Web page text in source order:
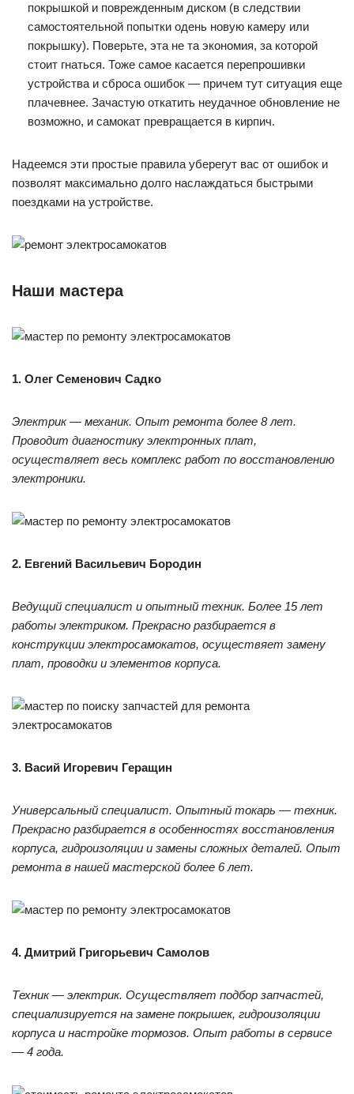
покрышкой и поврежденным диском (в следствии
самостоятельной попытки одень новую камеру или
покрышку). Поверьте, эта не та экономия, за которой
стоит гнаться. Тоже самое касается перепрошивки
устройства и сброса ошибок — причем тут ситуация еще
плачевнее. Зачастую откатить неудачное обновление не
возможно, и самокат превращается в кирпич.
Надеемся эти простые правила уберегут вас от ошибок и
позволят максимально долго наслаждаться быстрыми
поездками на устройстве.
Наши мастера
1. Олег Семенович Садко
Электрик — механик. Опыт ремонта более 8 лет.
Проводит диагностику электронных плат,
осуществляет весь комплекс работ по восстановлению
электроники.
2. Евгений Васильевич Бородин
Ведущий специалист и опытный техник. Более 15 лет
работы электриком. Прекрасно разбирается в
конструкции электросамокатов, осуществяет замену
плат, проводки и элементов корпуса.
3. Васий Игоревич Геращин
Универсальный специалист. Опытный токарь — техник.
Прекрасно разбирается в особенностях восстановления
корпуса, гидроизоляции и замены сложных деталей. Опыт
ремонта в нашей мастерской более 6 лет.
4. Дмитрий Григорьевич Самолов
Техник — электрик. Осуществляет подбор запчастей,
специализируется на замене покрышек, гидроизоляции
корпуса и настройке тормозов. Опыт работы в сервисе
— 4 года.